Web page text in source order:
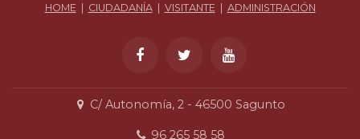
HOME | CIUDADANÍA| VISITANTE | ADMINISTRACIÓN
C/ Autonomía, 2 - 46500 Sagunto
96 265 58 58